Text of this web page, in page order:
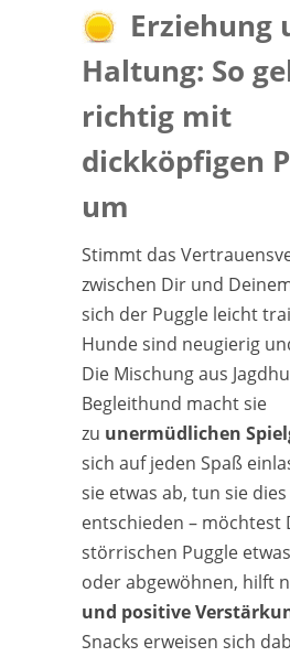
Erziehung
Haltung: So
richtig mit
dickköpfigen
um
Stimmt das
zwischen Dir und
sich der Puggle leicht
Hunde sind neugierig
Die Mischung aus
Begleithund macht sie
zu unermüdlichen
sich auf jeden Spaß
sie etwas ab, tun sie
entschieden – möchtest
störrischen Puggle
oder abgewöhnen, hilft
und positive
Snacks erweisen sich